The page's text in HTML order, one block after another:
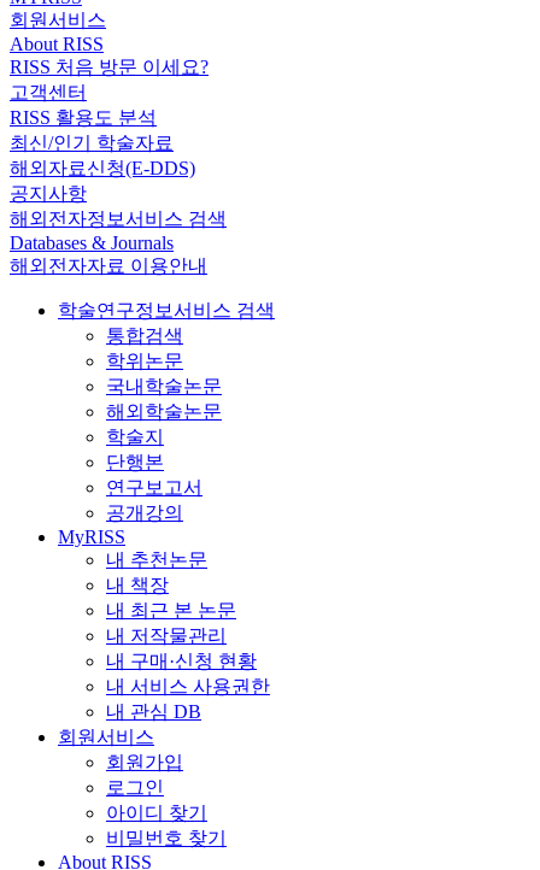
회원서비스
About RISS
RISS 처음 방문 이세요?
고객센터
RISS 활용도 분석
최신/인기 학술자료
해외자료신청(E-DDS)
공지사항
해외전자정보서비스 검색
Databases & Journals
해외전자자료 이용안내
학술연구정보서비스 검색
통합검색
학위논문
국내학술논문
해외학술논문
학술지
단행본
연구보고서
공개강의
MyRISS
내 추천논문
내 책장
내 최근 본 논문
내 저작물관리
내 구매·신청 현황
내 서비스 사용권한
내 관심 DB
회원서비스
회원가입
로그인
아이디 찾기
비밀번호 찾기
About RISS